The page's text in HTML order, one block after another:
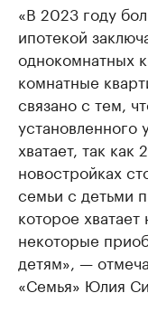
«В 2023 году
ипотекой
однокомнатных
комнатные
связано с тем,
хватает, так
новостройках
семьи с детьми
которое
некоторые
детям», —
«Семья» Юлия